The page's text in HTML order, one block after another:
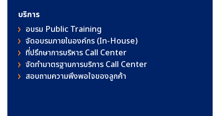
บริการ
อบรม Public Training
จัดอบรมภายในองค์กร (In-House)
ที่ปรึกษาการบริหาร Call Center
จัดทำมาตรฐานการบริการ Call Center
สอบถามความพึงพอใจของลูกค้า